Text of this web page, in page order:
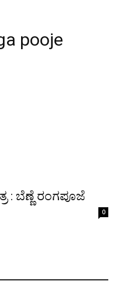
pooje
: ಬೆಣ್ಣೆ ರಂಗಪೂಜೆ
0